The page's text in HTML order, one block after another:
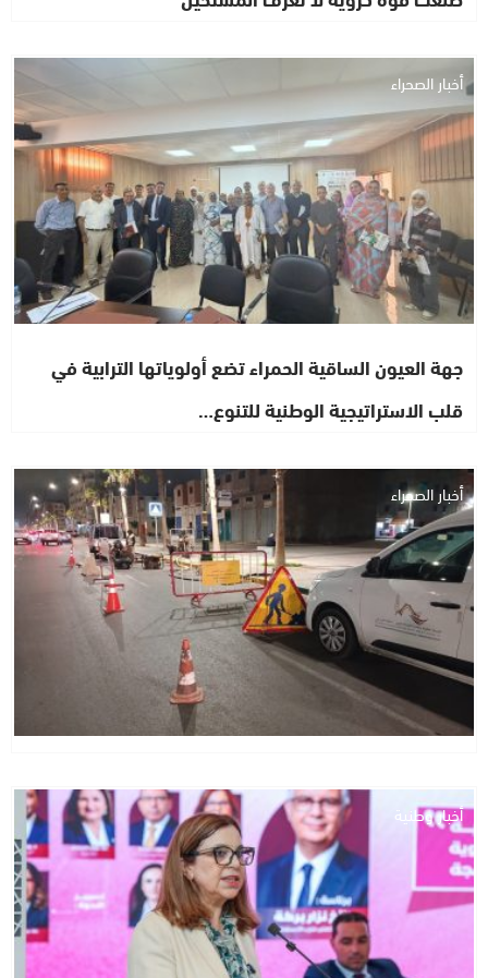
أخبار الصحراء
جهة العيون الساقية الحمراء تضع أولوياتها الترابية في
قلب الاستراتيجية الوطنية للتنوع…
أخبار الصحراء
أخبار وطنية